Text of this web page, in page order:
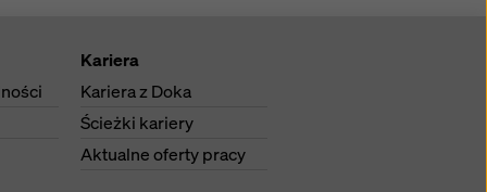
Kariera
Kariera z Doka
Ścieżki kariery
Aktualne oferty pracy